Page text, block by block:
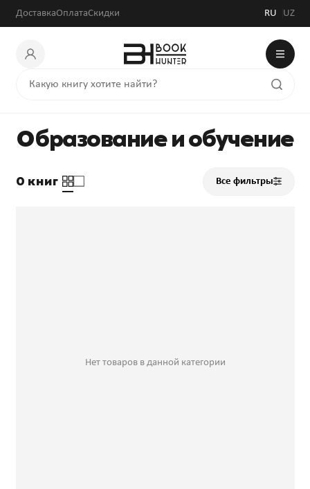
ДоставкаОплатаСкидки RU UZ
Образование и обучение
0 книг Все фильтры
Нет товаров в данной категории